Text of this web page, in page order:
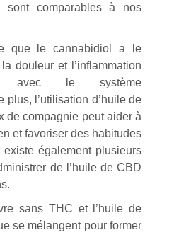
comparables à nos
que le cannabidiol a le
douleur et l’inflammation
avec le système
plus, l’utilisation d’huile de
de compagnie peut aider à
et favoriser des habitudes
également plusieurs
de l’huile de CBD
sans THC et l’huile de
se mélangent pour former